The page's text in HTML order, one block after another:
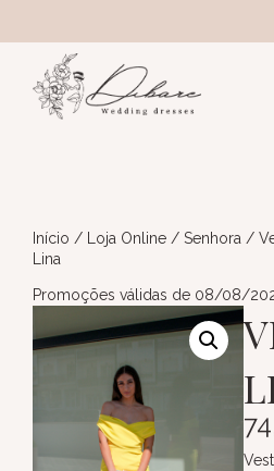
Início / Loja Online / Senhora /
Lina
Promoções válidas de 08/08/